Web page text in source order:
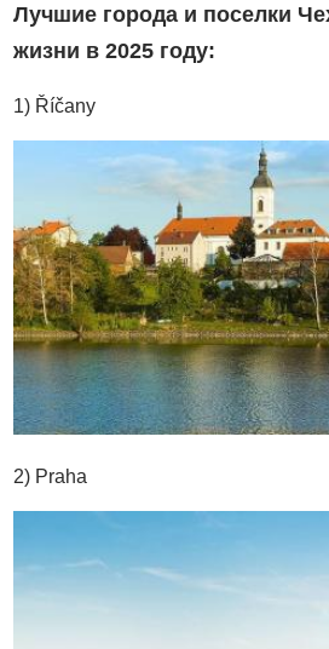
Лучшие города и поселки
жизни в 2025 году:
1) Říčany
2) Praha